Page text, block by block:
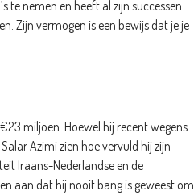
te nemen en heeft al zijn successen
Zijn vermogen is een bewijs dat je je
miljoen. Hoewel hij recent wegens
Azimi zien hoe vervuld hij zijn
Iraans-Nederlandse en de
aan dat hij nooit bang is geweest om